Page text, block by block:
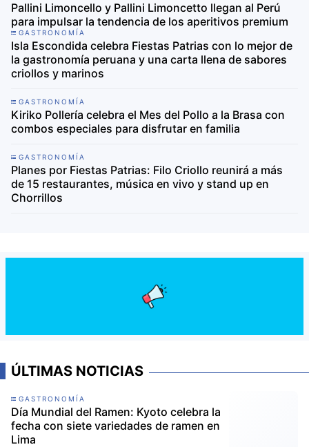
Pallini Limoncello y Pallini Limoncetto llegan al Perú
para impulsar la tendencia de los aperitivos premium
GASTRONOMÍA
Isla Escondida celebra Fiestas Patrias con lo mejor de
la gastronomía peruana y una carta llena de sabores
criollos y marinos
GASTRONOMÍA
Kiriko Pollería celebra el Mes del Pollo a la Brasa con
combos especiales para disfrutar en familia
GASTRONOMÍA
Planes por Fiestas Patrias: Filo Criollo reunirá a más
de 15 restaurantes, música en vivo y stand up en
Chorrillos
ÚLTIMAS NOTICIAS
GASTRONOMÍA
Día Mundial del Ramen: Kyoto celebra la
fecha con siete variedades de ramen en
Lima